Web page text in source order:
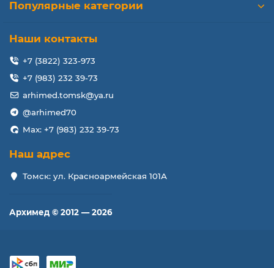
Популярные категории
Наши контакты
+7 (3822) 323-973
+7 (983) 232 39-73
arhimed.tomsk@ya.ru
@arhimed70
Max: +7 (983) 232 39-73
Наш адрес
Томск: ул. Красноармейская 101А
Архимед © 2012 — 2026